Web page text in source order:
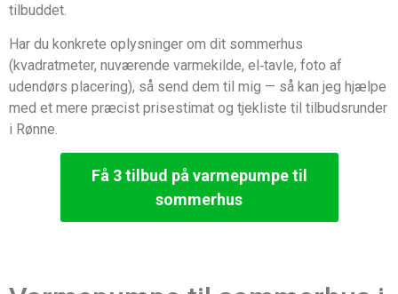
tilbuddet.
Har du konkrete oplysninger om dit sommerhus
(kvadratmeter, nuværende varmekilde, el‑tavle, foto af
udendørs placering), så send dem til mig — så kan jeg hjælpe
med et mere præcist prisestimat og tjekliste til tilbudsrunder
i Rønne.
Få 3 tilbud på varmepumpe til
sommerhus